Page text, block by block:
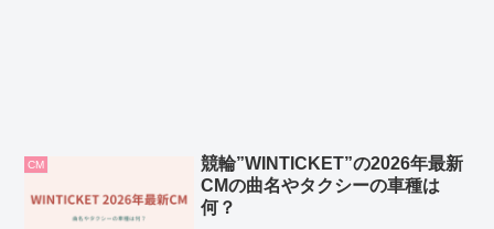
CM
競輪”WINTICKET”の2026年最新
CMの曲名やタクシーの車種は
何？